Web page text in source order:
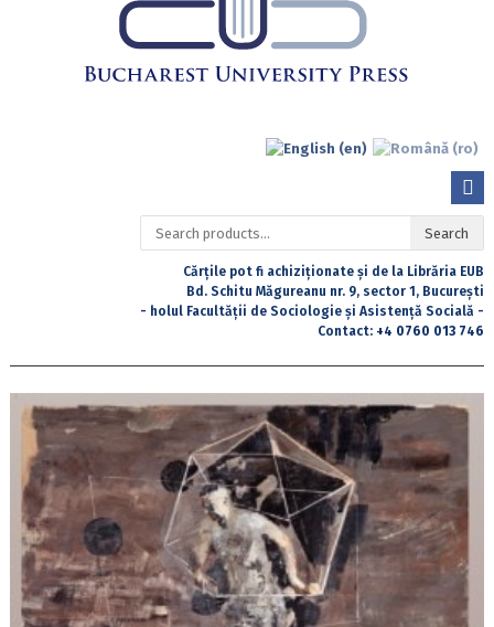
Search
for:
Search
Cărțile pot fi achiziționate și de la Librăria EUB
Bd. Schitu Măgureanu nr. 9, sector 1, București
- holul Facultății de Sociologie și Asistență Socială -
Contact: +4 0760 013 746